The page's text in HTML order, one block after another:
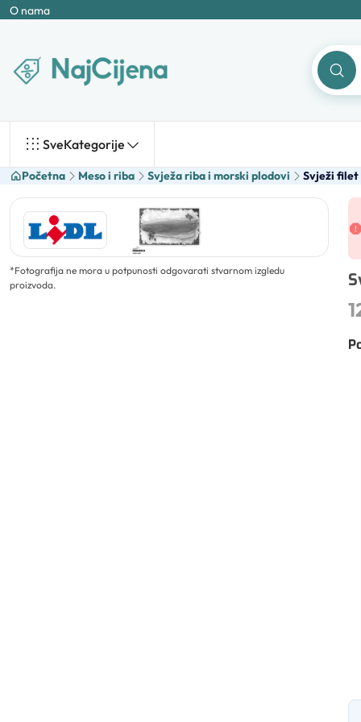
O nama
SveKategorije
Početna Meso i riba Svježa riba i morski plodovi Svježi filet
*Fotografija ne mora u potpunosti odgovarati stvarnom izgledu
proizvoda.